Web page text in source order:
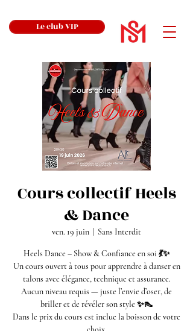
Le club VIP
Cours collectif Heels
& Dance
ven. 19 juin Sans Interdit
Heels Dance – Show & Confiance en soi 💃✨
Un cours ouvert à tous pour apprendre à danser en
talons avec élégance, technique et assurance.
Aucun niveau requis — juste l’envie d’oser, de
briller et de révéler son style ✨👠
Dans le prix du cours est inclue la boisson de votre